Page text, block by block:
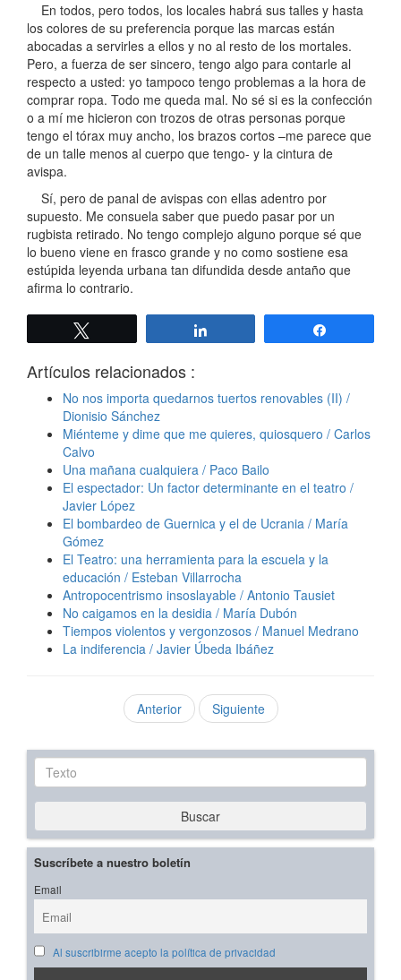
En todos, pero todos, los locales habrá sus talles y hasta
los colores de su preferencia porque las marcas están
abocadas a servirles a ellos y no al resto de los mortales.
Pero, a fuerza de ser sincero, tengo algo para contarle al
respecto a usted: yo tampoco tengo problemas a la hora de
comprar ropa. Todo me queda mal. No sé si es la confección
o a mí me hicieron con trozos de otras personas porque
tengo el tórax muy ancho, los brazos cortos –me parece que
de un talle menos al cuerpo que tengo- y la cintura de
avispa.
Sí, pero de panal de avispas con ellas adentro por
supuesto. Me consuela saber que puedo pasar por un
rugbista retirado. No tengo complejo alguno porque sé que
lo bueno viene en frasco grande y no como sostiene esa
estúpida leyenda urbana tan difundida desde antaño que
afirma lo contrario.
Artículos relacionados :
No nos importa quedarnos tuertos renovables (II) /
Dionisio Sánchez
Miénteme y dime que me quieres, quiosquero / Carlos
Calvo
Una mañana cualquiera / Paco Bailo
El espectador: Un factor determinante en el teatro /
Javier López
El bombardeo de Guernica y el de Ucrania / María
Gómez
El Teatro: una herramienta para la escuela y la
educación / Esteban Villarrocha
Antropocentrismo insoslayable / Antonio Tausiet
No caigamos en la desidia / María Dubón
Tiempos violentos y vergonzosos / Manuel Medrano
La indiferencia / Javier Úbeda Ibáñez
Anterior Siguiente
Texto
Buscar
Suscríbete a nuestro boletín
Email
Al suscribirme acepto la política de privacidad